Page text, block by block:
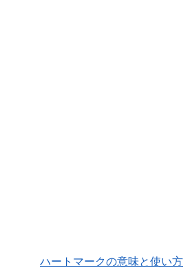
ハートマークの意味と使い方